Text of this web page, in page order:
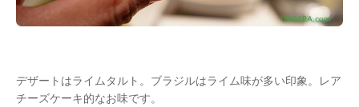
デザートはライムタルト。ブラジルはライム味が多い印象。レア
チーズケーキ的なお味です。